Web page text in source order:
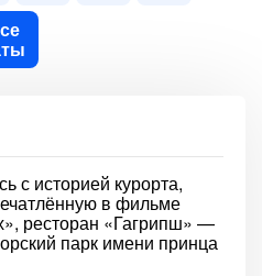
с историей курорта,
в фильме
ресторан «Гагрипш» —
парк имени принца